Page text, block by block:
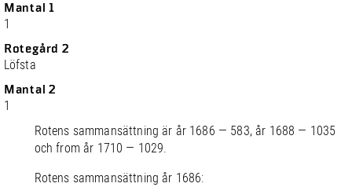
Mantal 1
1
Rotegård 2
Löfsta
Mantal 2
1
Rotens sammansättning är år 1686 — 583, år 1688 — 1035
och from år 1710 — 1029.
Rotens sammansättning år 1686: